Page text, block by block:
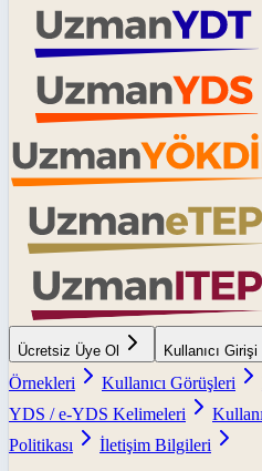
Ücretsiz Üye Ol Kullanıcı Girişi
Örnekleri
Kullanıcı Görüşleri
YDS / e-YDS Kelimeleri
Politikası
İletişim Bilgileri